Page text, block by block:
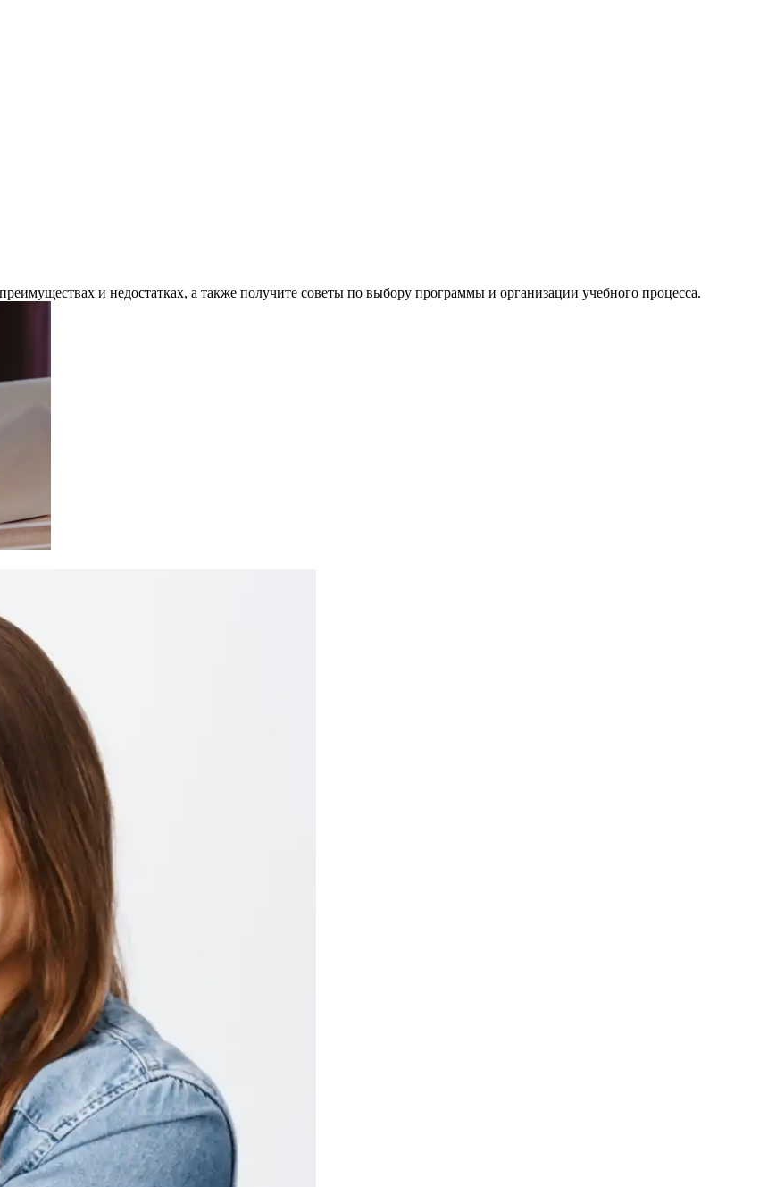
и недостатках, а также получите советы по выбору программы и организации учебного процесса.